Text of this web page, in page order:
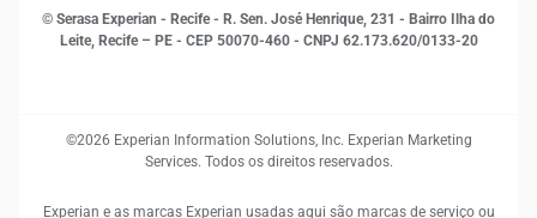
© Serasa Experian - Recife - R. Sen. José Henrique, 231 - Bairro Ilha do
Leite, Recife – PE - CEP 50070-460 - CNPJ 62.173.620/0133-20
©2026 Experian Information Solutions, Inc. Experian Marketing
Services. Todos os direitos reservados.
Experian e as marcas Experian usadas aqui são marcas de serviço ou